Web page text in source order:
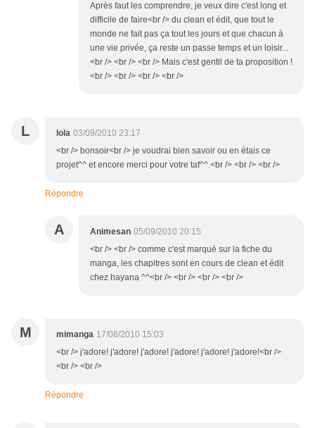
Après faut les comprendre, je veux dire c'est long et
difficile de faire<br /> du clean et édit, que tout le
monde ne fait pas ça tout les jours et que chacun à
une vie privée, ça reste un passe temps et un loisir...
<br /> <br /> <br /> Mais c'est gentil de ta proposition !
<br /> <br /> <br /> <br />
L lola 03/09/2010 23:17
<br /> bonsoir<br /> je voudrai bien savoir ou en étais ce
projet^^ et encore merci pour votre taf^^.<br /> <br /> <br />
Répondre
A Animesan 05/09/2010 20:15
<br /> <br /> comme c'est marqué sur la fiche du
manga, les chapitres sont en cours de clean et édit
chez hayana ^^<br /> <br /> <br /> <br />
M mimanga 17/08/2010 15:03
<br /> j'adore! j'adore! j'adore! j'adore! j'adore! j'adore!<br />
<br /> <br />
Répondre